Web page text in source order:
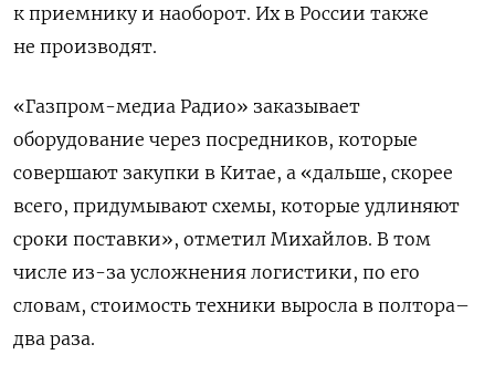
к приемнику и наоборот. Их в России также
не производят.
«Газпром-медиа Радио» заказывает
оборудование через посредников, которые
совершают закупки в Китае, а «дальше, скорее
всего, придумывают схемы, которые удлиняют
сроки поставки», отметил Михайлов. В том
числе из-за усложнения логистики, по его
словам, стоимость техники выросла в полтора–
два раза.